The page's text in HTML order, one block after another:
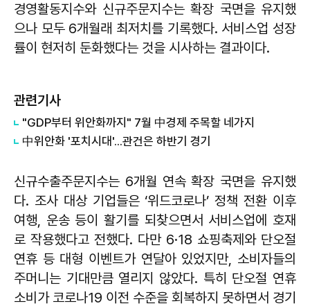
경영활동지수와 신규주문지수는 확장 국면을 유지했
으나 모두 6개월래 최저치를 기록했다. 서비스업 성장
률이 현저히 둔화했다는 것을 시사하는 결과이다.
관련기사
"GDP부터 위안화까지" 7월 中경제 주목할 네가지
中위안화 '포치시대'...관건은 하반기 경기
신규수출주문지수는 6개월 연속 확장 국면을 유지했
다. 조사 대상 기업들은 ‘위드코로나’ 정책 전환 이후
여행, 운송 등이 활기를 되찾으면서 서비스업에 호재
로 작용했다고 전했다. 다만 6·18 쇼핑축제와 단오절
연휴 등 대형 이벤트가 연달아 있었지만, 소비자들의
주머니는 기대만큼 열리지 않았다. 특히 단오절 연휴
소비가 코로나19 이전 수준을 회복하지 못하면서 경기